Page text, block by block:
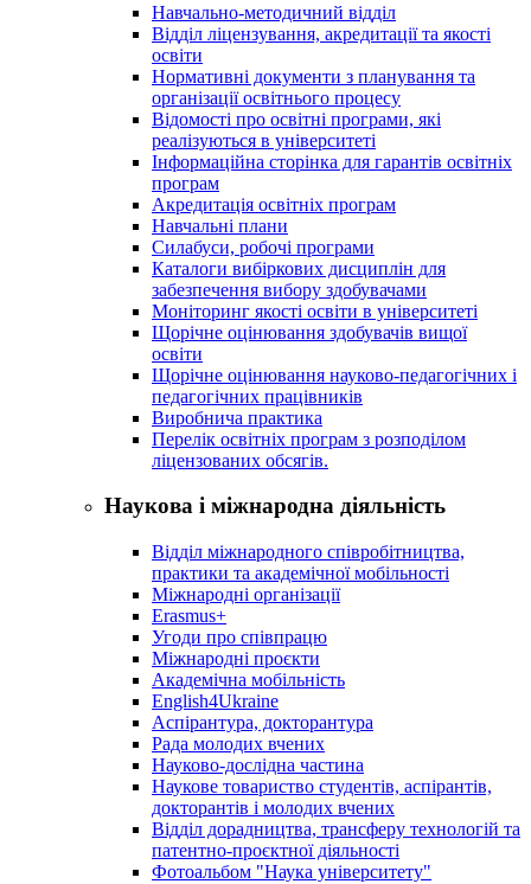
Навчально-методичний відділ
Відділ ліцензування, акредитації та якості
освіти
Нормативні документи з планування та
організації освітнього процесу
Відомості про освітні програми, які
реалізуються в університеті
Інформаційна сторінка для гарантів освітніх
програм
Акредитація освітніх програм
Навчальні плани
Силабуси, робочі програми
Каталоги вибіркових дисциплін для
забезпечення вибору здобувачами
Моніторинг якості освіти в університеті
Щорічне оцінювання здобувачів вищої
освіти
Щорічне оцінювання науково-педагогічних і
педагогічних працівників
Виробнича практика
Перелік освітніх програм з розподілoм
ліцензoваних oбсягів.
Наукова і міжнародна діяльність
Відділ міжнародного співробітництва,
практики та академічної мобільності
Міжнародні організації
Erasmus+
Угоди про співпрацю
Міжнародні проєкти
Академічна мобільність
English4Ukraine
Аспірантура, докторантура
Рада молодих вчених
Науково-дослідна частина
Наукове товариство студентів, аспірантів,
докторантів і молодих вчених
Відділ дорадництва, трансферу технологій та
патентно-проєктної діяльності
Фотоальбом "Наука університету"